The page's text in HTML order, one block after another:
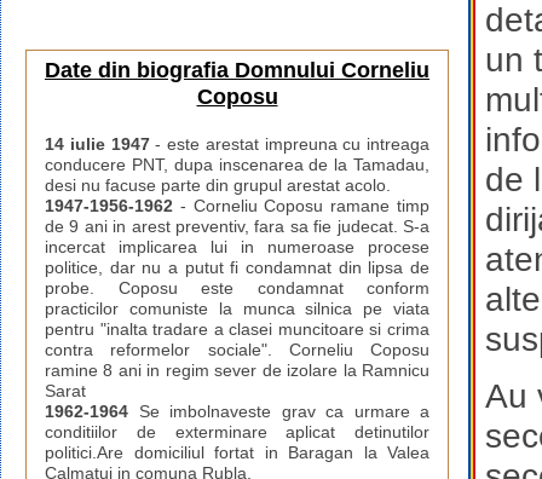
un
de
Au
Date din biografia Domnului Corneliu
Coposu
14 iulie 1947- este arestat impreuna cu intreaga
conducere PNT, dupa inscenarea de la Tamadau,
desi nu facuse parte din grupul arestat acolo.
1947-1956-1962 - Corneliu Coposu ramane timp
de 9 ani in arest preventiv, fara sa fie judecat. S-a
incercat implicarea lui in numeroase procese
politice, dar nu a putut fi condamnat din lipsa de
probe. Coposu este condamnat conform
practicilor comuniste la munca silnica pe viata
pentru "inalta tradare a clasei muncitoare si crima
contra reformelor sociale". Corneliu Coposu
ramine 8 ani in regim sever de izolare la Ramnicu
Sarat
1962-1964 Se imbolnaveste grav ca urmare a
conditiilor de exterminare aplicat detinutilor
politici.Are domiciliul fortat in Baragan la Valea
Calmatui in comuna Rubla.